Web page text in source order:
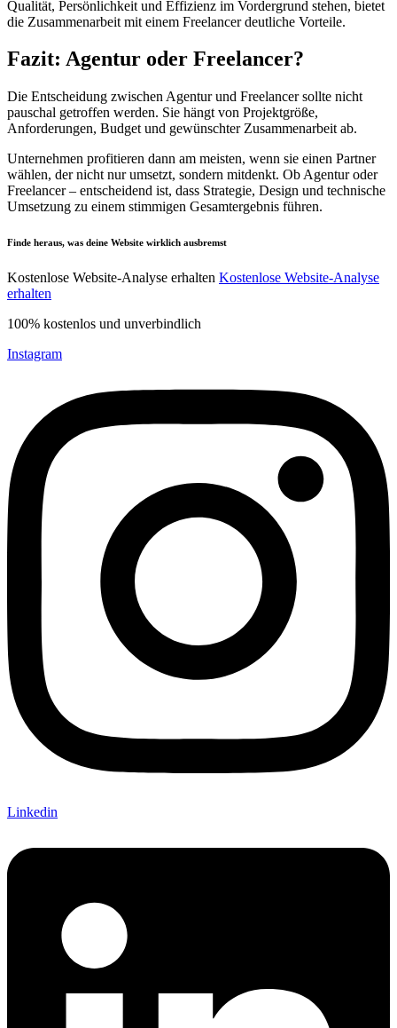
Qualität, Persönlichkeit und Effizienz im Vordergrund stehen, bietet
die Zusammenarbeit mit einem Freelancer deutliche Vorteile.
Fazit: Agentur oder Freelancer?
Die Entscheidung zwischen Agentur und Freelancer sollte nicht
pauschal getroffen werden. Sie hängt von Projektgröße,
Anforderungen, Budget und gewünschter Zusammenarbeit ab.
Unternehmen profitieren dann am meisten, wenn sie einen Partner
wählen, der nicht nur umsetzt, sondern mitdenkt. Ob Agentur oder
Freelancer – entscheidend ist, dass Strategie, Design und technische
Umsetzung zu einem stimmigen Gesamtergebnis führen.
Finde heraus, was deine Website wirklich ausbremst
Kostenlose Website-Analyse erhalten Kostenlose Website-Analyse
erhalten
100% kostenlos und unverbindlich
Instagram
Linkedin